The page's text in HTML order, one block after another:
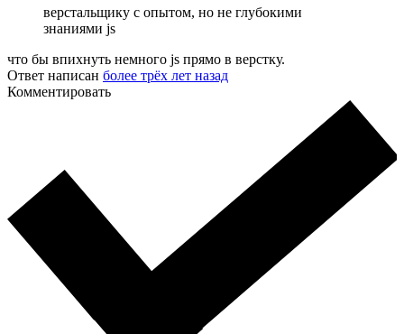
верстальщику с опытом, но не глубокими
знаниями js
что бы впихнуть немного js прямо в верстку.
Ответ написан более трёх лет назад
Комментировать